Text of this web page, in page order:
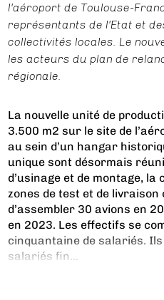
l'aéroport de Toulouse-
représentants de l'Etat et
collectivités locales. Le
les acteurs du plan de
régionale.
La nouvelle unité de
3.500 m2sur le site de
au sein d’un hangar
unique sont désormais
d’usinage et de montage, la
zones de test et de livraison
d’assembler 30 avions en
en 2023. Les effectifs se
cinquantaine de salariés.
salariés fin...